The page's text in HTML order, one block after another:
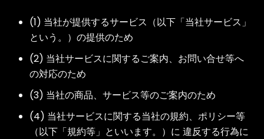
(1) 当社が提供するサービス（以下「当社サービス」
という。）の提供のため
(2) 当社サービスに関するご案内、お問い合せ等へ
の対応のため
(3) 当社の商品、サービス等のご案内のため
(4) 当社サービスに関する当社の規約、ポリシー等
（以下「規約等」といいます。）に 違反する行為に